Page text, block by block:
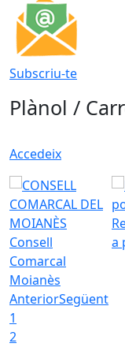
Subscriu-te
Plànol /
Accedeix
Consell
Comarcal
Moianès
a
AnteriorSegüent
1
2